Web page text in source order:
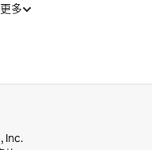
多
Inc.